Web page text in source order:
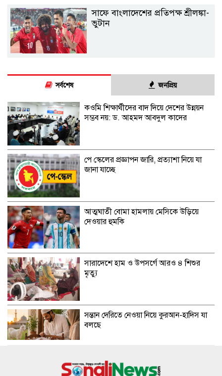
সাফে বাংলাদেশের প্রতিপক্ষ শ্রীলঙ্কা-
ভুটান
সর্বশেষ জনপ্রিয়
কওমি শিক্ষার্থীদের বাদ দিয়ে দেশের উন্নয়ন
সম্ভব নয়: ড. আহমদ আবদুল কাদের
পে স্কেলের প্রজ্ঞাপন জারি, প্রত্যাশা নিয়ে যা
জানা যাচ্ছে
আত্মঘাতী বোমা হামলায় মেসিকে উড়িয়ে
দেওয়ার হুমকি
সারাদেশে হাম ও উপসর্গে আরও ৪ শিশুর
মৃত্যু
সন্তান দেরিতে নেওয়া নিয়ে কুরআন-হাদিস যা
বলছে
দুর্নীতি ও দলীয়করণের পুরোনো নীতিতেই